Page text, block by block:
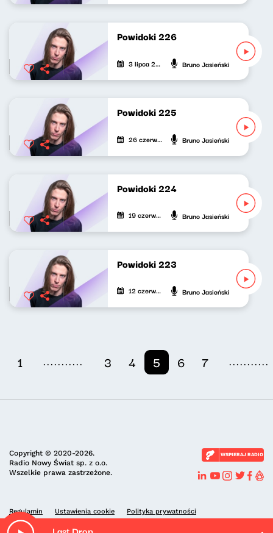
Powidoki 226
3 lipca 2025 Bruno Jasieński
Powidoki 225
26 czerwca 2025 Bruno Jasieński
Powidoki 224
19 czerwca 2025 Bruno Jasieński
Powidoki 223
12 czerwca 2025 Bruno Jasieński
1 ........... 3 4 5 6 7 ...........
Copyright © 2020-2026.
Radio Nowy Świat sp. z o.o.
Wszelkie prawa zastrzeżone.
WSPIERAJ RADIO
Regulamin Ustawienia cookie Polityka prywatności